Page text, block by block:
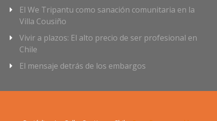
El We Tripantu como sanación comunitaria en la
Villa Cousiño
Vivir a plazos: El alto precio de ser profesional en
Chile
El mensaje detrás de los embargos